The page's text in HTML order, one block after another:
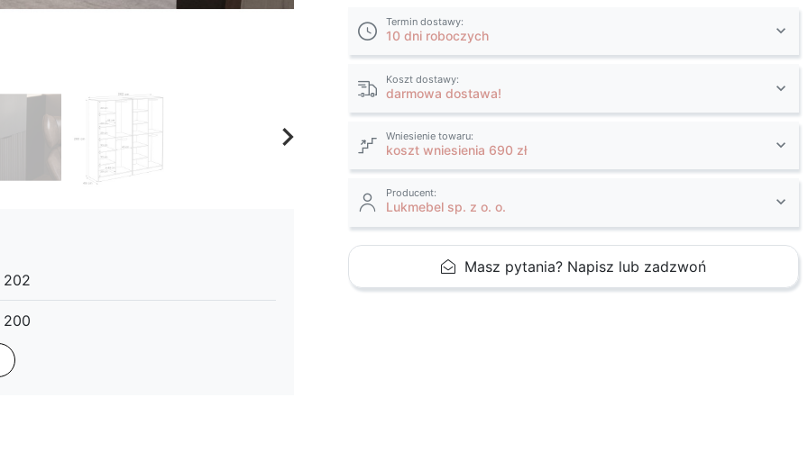
Następny
keyboard_arrow_right
202
200
49
Termin dostawy:
10 dni roboczych
Koszt dostawy:
darmowa dostawa!
Wniesienie towaru:
koszt wniesienia 690 zł
Producent:
Lukmebel sp. z o. o.
Masz pytania? Napisz lub zadzwoń